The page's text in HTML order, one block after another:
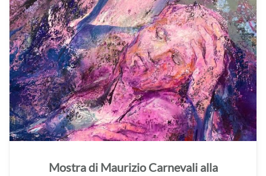
Mostra di Maurizio Carnevali alla